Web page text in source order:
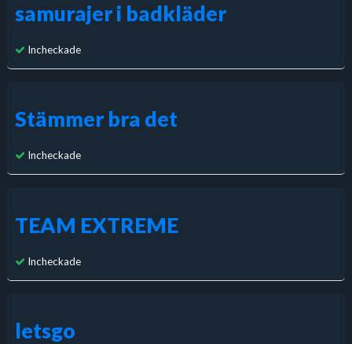
samurajer i badkläder
Incheckade
Stämmer bra det
Incheckade
TEAM EXTREME
Incheckade
letsgo